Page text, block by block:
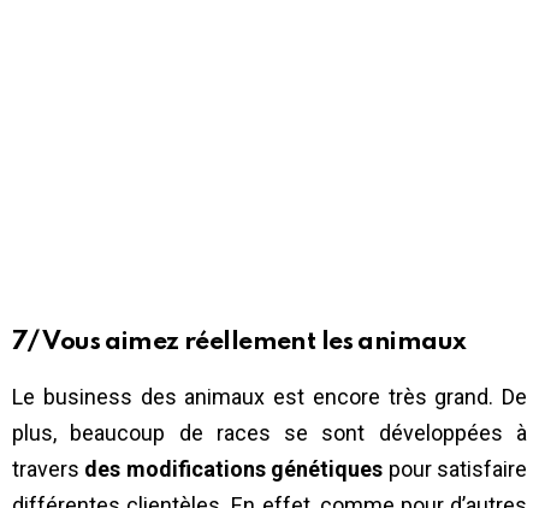
7/ Vous aimez réellement les animaux
Le business des animaux est encore très grand. De
plus, beaucoup de races se sont développées à
travers des modifications génétiques pour satisfaire